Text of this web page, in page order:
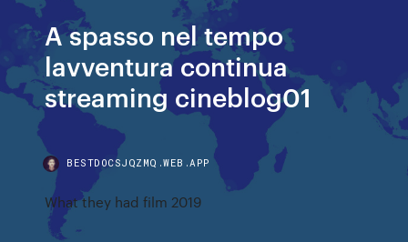
A spasso nel tempo
lavventura continua
streaming cineblog01
BESTDOCSJQZMQ.WEB.APP
What they had film 2019